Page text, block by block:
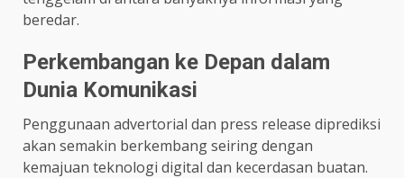
beredar.
Perkembangan ke Depan dalam
Dunia Komunikasi
Penggunaan advertorial dan press release diprediksi
akan semakin berkembang seiring dengan
kemajuan teknologi digital dan kecerdasan buatan.